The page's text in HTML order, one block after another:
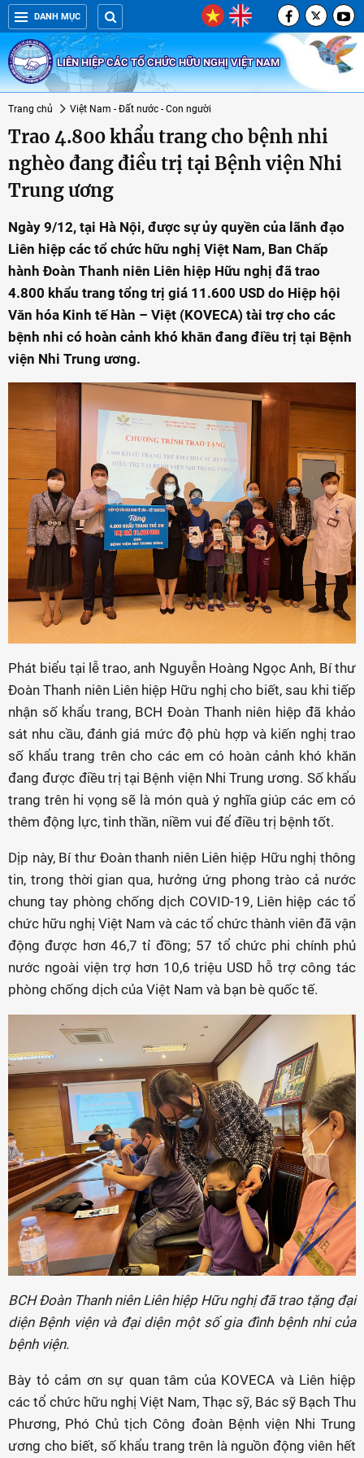
DANH MỤC
LIÊN HIỆP CÁC TỔ CHỨC HỮU NGHỊ VIỆT NAM
Trang chủ Việt Nam - Đất nước - Con người
Trao 4.800 khẩu trang cho bệnh nhi
nghèo đang điều trị tại Bệnh viện Nhi
Trung ương
Ngày 9/12, tại Hà Nội, được sự ủy quyền của lãnh đạo
Liên hiệp các tổ chức hữu nghị Việt Nam, Ban Chấp
hành Đoàn Thanh niên Liên hiệp Hữu nghị đã trao
4.800 khẩu trang tổng trị giá 11.600 USD do Hiệp hội
Văn hóa Kinh tế Hàn – Việt (KOVECA) tài trợ cho các
bệnh nhi có hoàn cảnh khó khăn đang điều trị tại Bệnh
viện Nhi Trung ương.
Phát biểu tại lễ trao, anh Nguyễn Hoàng Ngọc Anh, Bí thư
Đoàn Thanh niên Liên hiệp Hữu nghị cho biết, sau khi tiếp
nhận số khẩu trang, BCH Đoàn Thanh niên hiệp đã khảo
sát nhu cầu, đánh giá mức độ phù hợp và kiến nghị trao
số khẩu trang trên cho các em có hoàn cảnh khó khăn
đang được điều trị tại Bệnh viện Nhi Trung ương. Số khẩu
trang trên hi vọng sẽ là món quà ý nghĩa giúp các em có
thêm động lực, tinh thần, niềm vui để điều trị bệnh tốt.
Dịp này, Bí thư Đoàn thanh niên Liên hiệp Hữu nghị thông
tin, trong thời gian qua, hưởng ứng phong trào cả nước
chung tay phòng chống dịch COVID-19, Liên hiệp các tổ
chức hữu nghị Việt Nam và các tổ chức thành viên đã vận
động được hơn 46,7 tỉ đồng; 57 tổ chức phi chính phủ
nước ngoài viện trợ hơn 10,6 triệu USD hỗ trợ công tác
phòng chống dịch của Việt Nam và bạn bè quốc tế.
BCH Đoàn Thanh niên Liên hiệp Hữu nghị đã trao tặng đại
diện Bệnh viện và đại diện một số gia đình bệnh nhi của
bệnh viện.
Bày tỏ cảm ơn sự quan tâm của KOVECA và Liên hiệp
các tổ chức hữu nghị Việt Nam, Thạc sỹ, Bác sỹ Bạch Thu
Phương, Phó Chủ tịch Công đoàn Bệnh viện Nhi Trung
ương cho biết, số khẩu trang trên là nguồn động viên hết